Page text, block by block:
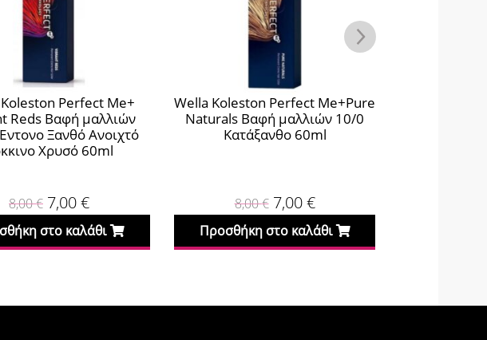
Perfect Me+
Reds Βαφή μαλλιών
Ξανθό Ανοιχτό
Χρυσό 60ml
8,00€ 7,00€
στο καλάθι
Wella Koleston Perfect Me+Pure
Naturals Βαφή μαλλιών 10/0
Κατάξανθο 60ml
8,00€ 7,00€
Προσθήκη στο καλάθι